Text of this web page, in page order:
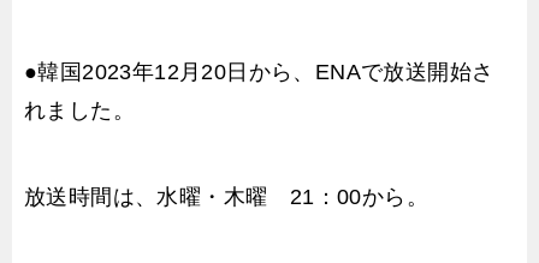
●韓国2023年12月20日から、ENAで放送開始さ
れました。
放送時間は、水曜・木曜 21：00から。